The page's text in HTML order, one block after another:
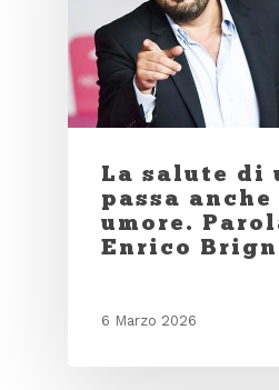
La salute di
passa
umore.
Enrico
6 Marzo 2026